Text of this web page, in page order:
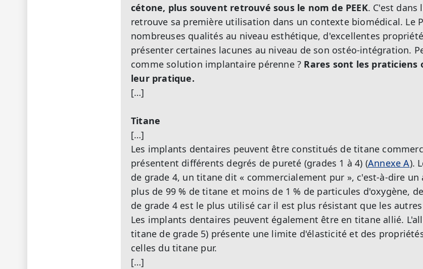
cétone, plus souvent retrouvé sous le nom de PEEK. C'est dans
retrouve sa première utilisation dans un contexte biomédical. Le
nombreuses qualités au niveau esthétique, d'excellentes
présenter certaines lacunes au niveau de son ostéo-intégration.
comme solution implantaire pérenne ? Rares sont les
leur pratique.
[…]
Titane
[…]
Les implants dentaires peuvent être constitués de titane
présentent différents degrés de pureté (grades 1 à 4) (Annexe A).
de grade 4, un titane dit « commercialement pur », c'est-à-dire
plus de 99 % de titane et moins de 1 % de particules d'oxygène,
de grade 4 est le plus utilisé car il est plus résistant que les
Les implants dentaires peuvent également être en titane allié.
titane de grade 5) présente une limite d'élasticité et des
celles du titane pur.
[…]